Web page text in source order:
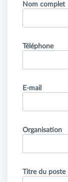
Nom complet
Téléphone
E-mail
Organisation
Titre du poste